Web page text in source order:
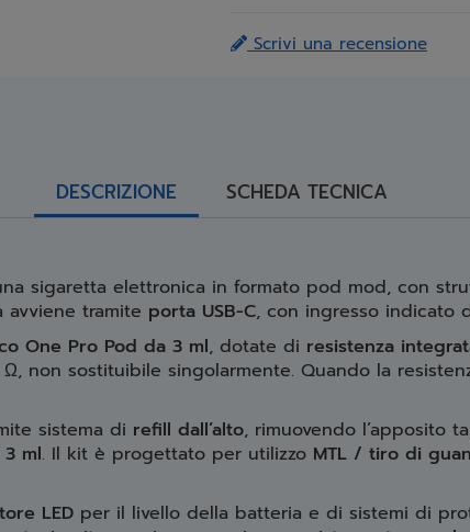
Scrivi una recensione
DESCRIZIONE SCHEDA TECNICA
sigaretta elettronica in formato pod mod, con
avviene tramite porta USB-C, con ingresso indicato
One Pro Pod da 3 ml, dotate di resistenza
Ω, non sostituibile singolarmente. Quando la
sistema di refill dall’alto, rimuovendo l’apposito
3 ml. Il kit è progettato per utilizzo MTL / tiro di
LEDper il livello della batteria e di sistemi di